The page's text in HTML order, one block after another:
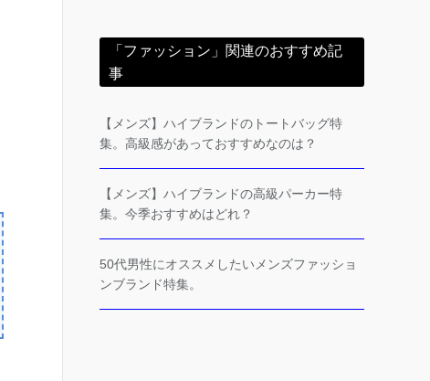
「ファッション」関連のおすすめ記
事
【メンズ】ハイブランドのトートバッグ特
集。高級感があっておすすめなのは？
【メンズ】ハイブランドの高級パーカー特
集。今季おすすめはどれ？
50代男性にオススメしたいメンズファッショ
ンブランド特集。